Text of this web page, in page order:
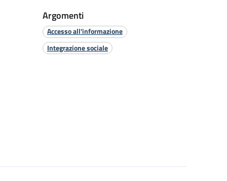
Argomenti
Accesso all'informazione
Integrazione sociale